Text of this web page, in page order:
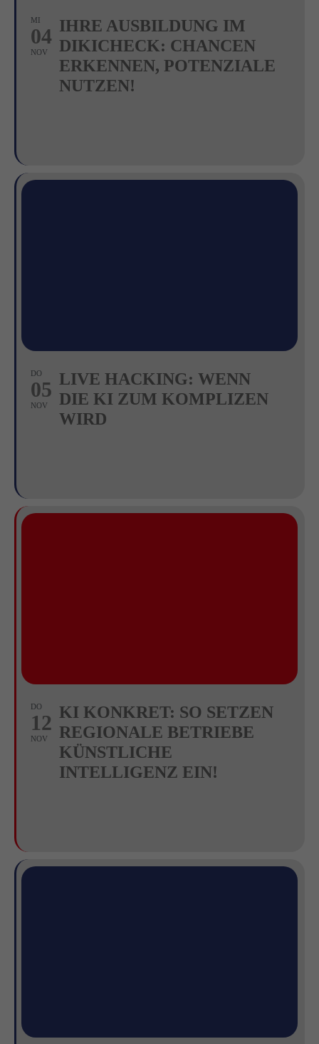
MI
04
NOV
IHRE AUSBILDUNG IM
DIKICHECK: CHANCEN
ERKENNEN, POTENZIALE
NUTZEN!
DO
05
NOV
LIVE HACKING: WENN
DIE KI ZUM KOMPLIZEN
WIRD
DO
12
NOV
KI KONKRET: SO SETZEN
REGIONALE BETRIEBE
KÜNSTLICHE
INTELLIGENZ EIN!